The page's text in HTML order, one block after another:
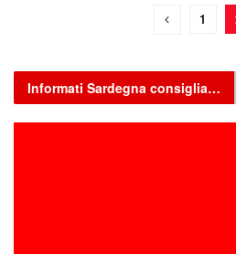
1
Informati Sardegna consiglia…